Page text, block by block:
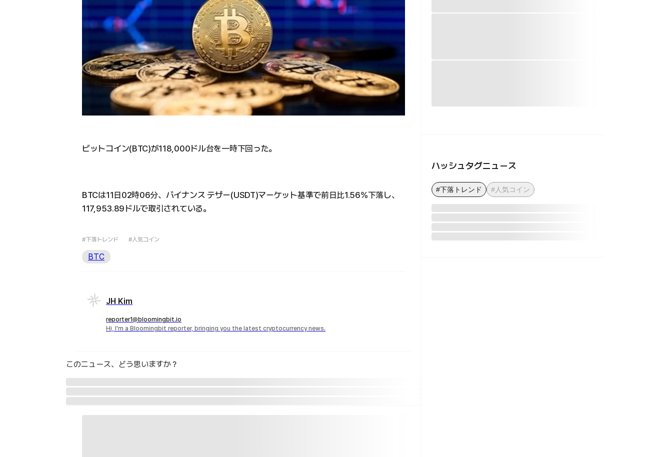
ビットコイン(BTC)が118,000ドル台を一時下回った。
BTCは11日02時06分、バイナンス テザー(USDT)マーケット基準で前日比1.56%下落し、
117,953.89ドルで取引されている。
#下落トレンド #人気コイン
BTC
JH Kim
reporter1@bloomingbit.io
Hi, I'm a Bloomingbit reporter, bringing you the latest cryptocurrency news.
このニュース、どう思いますか？
ハッシュタグニュース
#下落トレンド #人気コイン